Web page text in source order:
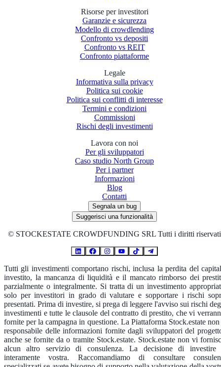
Risorse per investitori
Garanzie e sicurezza
Modello di crowdlending
Confronto vs depositi
Confronto vs REIT
Confronto piattaforme
Legale
Informativa sulla privacy
Politica sui cookie
Politica sui conflitti di interesse
Termini e condizioni
Commissioni
Rischi degli investimenti
Lavora con noi
Per gli sviluppatori
Caso studio North Group
Per i partner
Informazioni
Blog
Contatti
Segnala un bug
Suggerisci una funzionalità
© STOCKESTATE CROWDFUNDING SRL Tutti i diritti riservati
Tutti gli investimenti comportano rischi, inclusa la perdita del
investito, la mancanza di liquidità e il mancato rimborso dei
parzialmente o integralmente. Si tratta di un investimento
solo per investitori in grado di valutare e sopportare i rischi
presentati. Prima di investire, si prega di leggere l'avviso sui rischi
investimenti e tutte le clausole del contratto di prestito, che vi
fornite per la campagna in questione. La Piattaforma Stock.estate non
responsabile delle informazioni fornite dagli sviluppatori del
anche se fornite da o tramite Stock.estate. Stock.estate non vi
alcun altro servizio di consulenza. La decisione di investire
interamente vostra. Raccomandiamo di consultare